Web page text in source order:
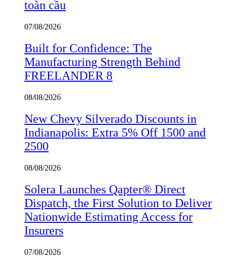
toàn cầu
07/08/2026
Built for Confidence: The
Manufacturing Strength Behind
FREELANDER 8
08/08/2026
New Chevy Silverado Discounts in
Indianapolis: Extra 5% Off 1500 and
2500
08/08/2026
Solera Launches Qapter® Direct
Dispatch, the First Solution to Deliver
Nationwide Estimating Access for
Insurers
07/08/2026